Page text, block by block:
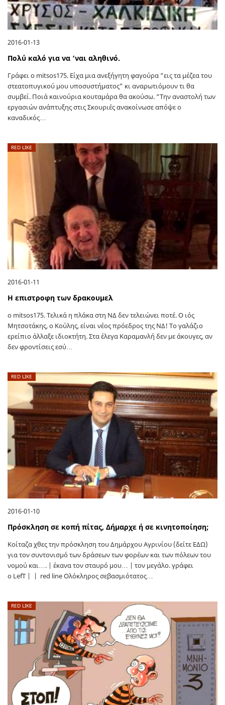
2016-01-13
Πολύ καλό για να ‘ναι αληθινό.
Γράφει ο mitsos175. Είχα μια ανεξήγητη φαγούρα “εις τα μέζεα του
στεατοπυγικού μου υποσυστήματος” κι αναρωτιόμουν τι θα
συμβεί. Ποιά καινούρια κουταμάρα θα ακούσω. “Την αναστολή των
εργασιών ανάπτυξης στις Σκουριές ανακοίνωσε απόψε ο
καναδικός…
RED LIKE
2016-01-11
Η επιστροφη των δρακουμελ
ο mitsos175. Τελικά η πλάκα στη ΝΔ δεν τελειώνει ποτέ. Ο ιός
Μητσοτάκης, ο Κούλης, είναι νέος πρόεδρος της ΝΔ! Το γαλάζιο
ερείπιο άλλαξε ιδιοκτήτη. Στα έλεγα Καραμανλή δεν με άκουγες, αν
δεν φροντίσεις εσύ…
RED LIKE
2016-01-10
Πρόσκληση σε κοπή πίτας, Δήμαρχε ή σε κινητοποίηση;
Κοίταζα χθες την πρόσκληση του Δημάρχου Αγρινίου (δείτε ΕΔΩ)
για τον συντονισμό των δράσεων των φορέων και των πόλεων του
νομού και…. | έκανα τον σταυρό μου… | τον μεγάλο. γράφει
ο LefT | | red line Ολόκληρος σεβασμιότατος…
RED LIKE